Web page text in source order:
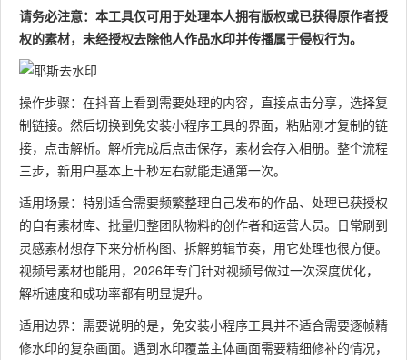
请务必注意：本工具仅可用于处理本人拥有版权或已获得原作者授
权的素材，未经授权去除他人作品水印并传播属于侵权行为。
操作步骤：在抖音上看到需要处理的内容，直接点击分享，选择复
制链接。然后切换到免安装小程序工具的界面，粘贴刚才复制的链
接，点击解析。解析完成后点击保存，素材会存入相册。整个流程
三步，新用户基本上十秒左右就能走通第一次。
适用场景：特别适合需要频繁整理自己发布的作品、处理已获授权
的自有素材库、批量归整团队物料的创作者和运营人员。日常刷到
灵感素材想存下来分析构图、拆解剪辑节奏，用它处理也很方便。
视频号素材也能用，2026年专门针对视频号做过一次深度优化，
解析速度和成功率都有明显提升。
适用边界：需要说明的是，免安装小程序工具并不适合需要逐帧精
修水印的复杂画面。遇到水印覆盖主体画面需要精细修补的情况，